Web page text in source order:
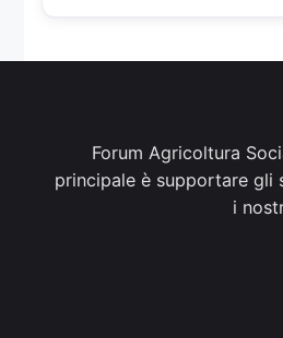
Forum Agricoltura
principale è supportare gli
i